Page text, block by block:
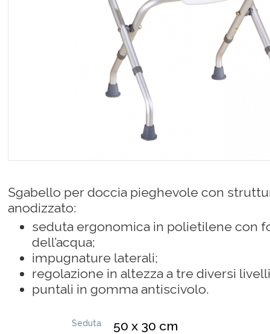
Sgabello per doccia pieghevole con
anodizzato:
seduta ergonomica in polietilene con
dell’acqua;
impugnature laterali;
regolazione in altezza a tre diversi
puntali in gomma antiscivolo.
Seduta 50 x 30 cm